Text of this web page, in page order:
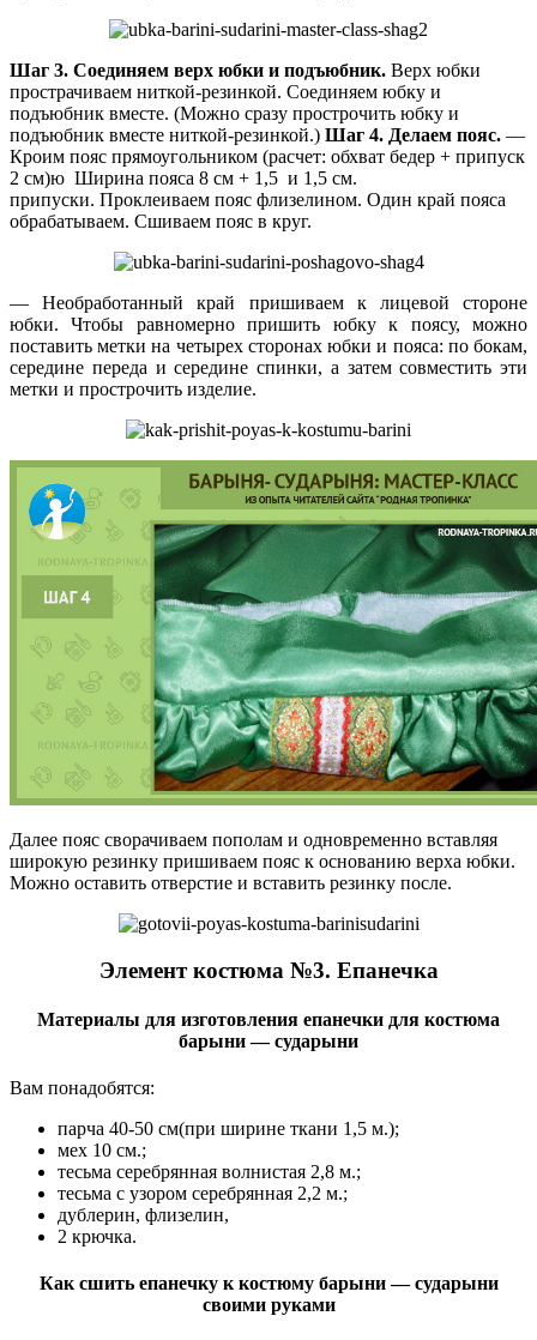
Шаг 3. Соединяем верх юбки и подъюбник. Верх юбки
прострачиваем ниткой-резинкой. Соединяем юбку и
подъюбник вместе. (Можно сразу прострочить юбку и
подъюбник вместе ниткой-резинкой.) Шаг 4. Делаем пояс. —
Кроим пояс прямоугольником (расчет: обхват бедер + припуск
2 см)ю Ширина пояса 8 см + 1,5 и 1,5 см.
припуски. Проклеиваем пояс флизелином. Один край пояса
обрабатываем. Сшиваем пояс в круг.
— Необработанный край пришиваем к лицевой стороне
юбки. Чтобы равномерно пришить юбку к поясу, можно
поставить метки на четырех сторонах юбки и пояса: по бокам,
середине переда и середине спинки, а затем совместить эти
метки и прострочить изделие.
Далее пояс сворачиваем пополам и одновременно вставляя
широкую резинку пришиваем пояс к основанию верха юбки.
Можно оставить отверстие и вставить резинку после.
Элемент костюма №3. Епанечка
Материалы для изготовления епанечки для костюма
барыни — сударыни
Вам понадобятся:
парча 40-50 см(при ширине ткани 1,5 м.);
мех 10 см.;
тесьма серебрянная волнистая 2,8 м.;
тесьма с узором серебрянная 2,2 м.;
дублерин, флизелин,
2 крючка.
Как сшить епанечку к костюму барыни — сударыни
своими руками